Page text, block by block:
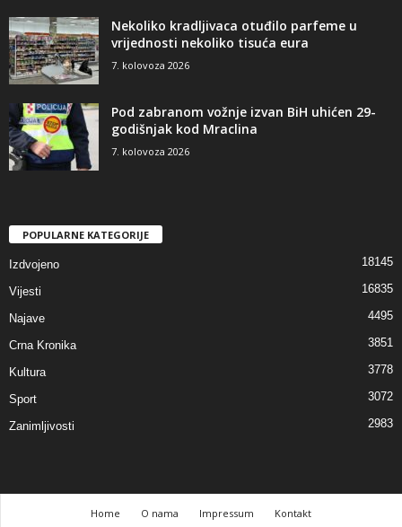
Nekoliko kradljivaca otuđilo parfeme u
vrijednosti nekoliko tisuća eura
7. kolovoza 2026
Pod zabranom vožnje izvan BiH uhićen 29-
godišnjak kod Mraclina
7. kolovoza 2026
POPULARNE KATEGORIJE
Izdvojeno 18145
Vijesti 16835
Najave 4495
Crna Kronika 3851
Kultura 3778
Sport 3072
Zanimljivosti 2983
Home O nama Impressum Kontakt